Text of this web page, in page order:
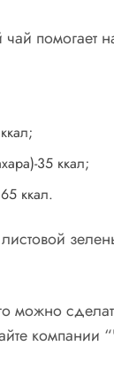
помогает
35 ккал;
ккал.
компании